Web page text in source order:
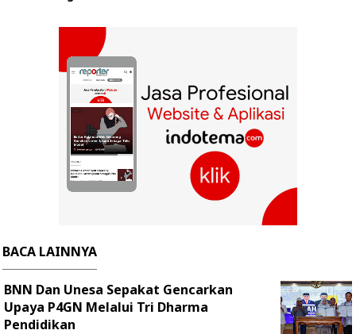
BACA LAINNYA
BNN Dan Unesa Sepakat Gencarkan
Upaya P4GN Melalui Tri Dharma
Pendidikan